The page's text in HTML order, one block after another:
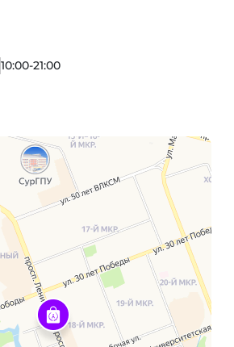
10:00-21:00